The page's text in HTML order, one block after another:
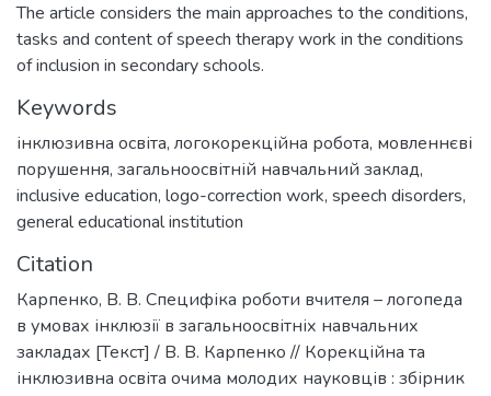
The article considers the main approaches to the conditions,
tasks and content of speech therapy work in the conditions
of inclusion in secondary schools.
Keywords
інклюзивна освіта, логокорекційна робота, мовленнєві
порушення, загальноосвітній навчальний заклад,
inclusive education, logo-correction work, speech disorders,
general educational institution
Citation
Карпенко, В. В. Специфіка роботи вчителя – логопеда
в умовах інклюзії в загальноосвітніх навчальних
закладах [Текст] / В. В. Карпенко // Корекційна та
інклюзивна освіта очима молодих науковців : збірник